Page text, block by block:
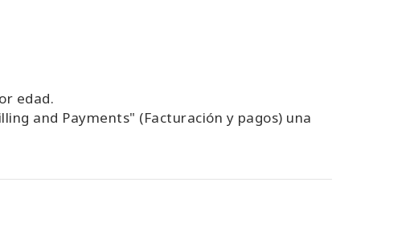
edad.
and Payments" (Facturación y pagos) una